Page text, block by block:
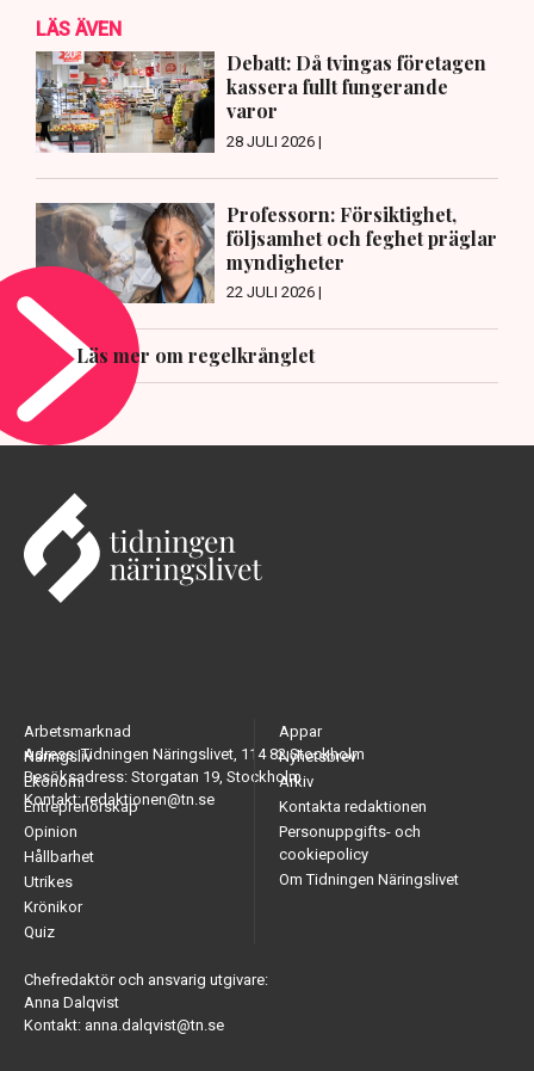
LÄS ÄVEN
Debatt: Då tvingas företagen
kassera fullt fungerande
varor
28 JULI 2026 |
Professorn: Försiktighet,
följsamhet och feghet präglar
myndigheter
22 JULI 2026 |
Läs mer om regelkrånglet
Adress: Tidningen Näringslivet, 114 82 Stockholm
Besöksadress: Storgatan 19, Stockholm
Kontakt: redaktionen@tn.se
Arbetsmarknad
Näringsliv
Ekonomi
Entreprenörskap
Opinion
Hållbarhet
Utrikes
Krönikor
Quiz
Appar
Nyhetsbrev
Arkiv
Kontakta redaktionen
Personuppgifts- och
cookiepolicy
Om Tidningen Näringslivet
Chefredaktör och ansvarig utgivare:
Anna Dalqvist
Kontakt: anna.dalqvist@tn.se